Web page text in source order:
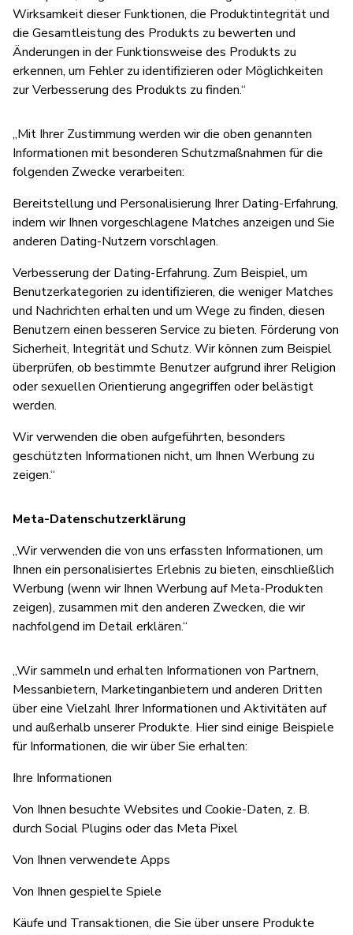
Wirksamkeit dieser Funktionen, die Produktintegrität und
die Gesamtleistung des Produkts zu bewerten und
Änderungen in der Funktionsweise des Produkts zu
erkennen, um Fehler zu identifizieren oder Möglichkeiten
zur Verbesserung des Produkts zu finden.“
„Mit Ihrer Zustimmung werden wir die oben genannten
Informationen mit besonderen Schutzmaßnahmen für die
folgenden Zwecke verarbeiten:
Bereitstellung und Personalisierung Ihrer Dating-Erfahrung,
indem wir Ihnen vorgeschlagene Matches anzeigen und Sie
anderen Dating-Nutzern vorschlagen.
Verbesserung der Dating-Erfahrung. Zum Beispiel, um
Benutzerkategorien zu identifizieren, die weniger Matches
und Nachrichten erhalten und um Wege zu finden, diesen
Benutzern einen besseren Service zu bieten. Förderung von
Sicherheit, Integrität und Schutz. Wir können zum Beispiel
überprüfen, ob bestimmte Benutzer aufgrund ihrer Religion
oder sexuellen Orientierung angegriffen oder belästigt
werden.
Wir verwenden die oben aufgeführten, besonders
geschützten Informationen nicht, um Ihnen Werbung zu
zeigen.“
Meta-Datenschutzerklärung
„Wir verwenden die von uns erfassten Informationen, um
Ihnen ein personalisiertes Erlebnis zu bieten, einschließlich
Werbung (wenn wir Ihnen Werbung auf Meta-Produkten
zeigen), zusammen mit den anderen Zwecken, die wir
nachfolgend im Detail erklären.“
„Wir sammeln und erhalten Informationen von Partnern,
Messanbietern, Marketinganbietern und anderen Dritten
über eine Vielzahl Ihrer Informationen und Aktivitäten auf
und außerhalb unserer Produkte. Hier sind einige Beispiele
für Informationen, die wir über Sie erhalten:
Ihre Informationen
Von Ihnen besuchte Websites und Cookie-Daten, z. B.
durch Social Plugins oder das Meta Pixel
Von Ihnen verwendete Apps
Von Ihnen gespielte Spiele
Käufe und Transaktionen, die Sie über unsere Produkte